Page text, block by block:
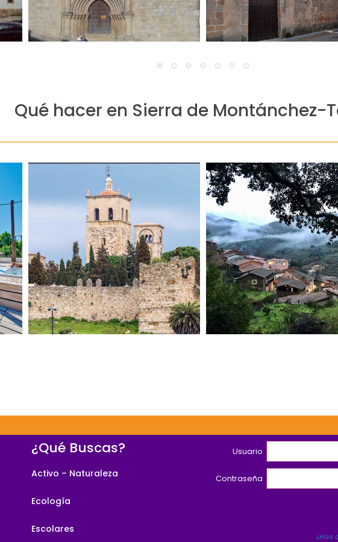
Qué hacer en Sierra de Montánchez-
Visita Guiada Trujillo – A
través de los Siglos
VISITA GUIADA TRUJILLO Visita guiada
“Trujillo a Través de los Siglos” Trujillo
es un museo al aire libre declarado BIC
“Bien de Interés Cultural” como Conjunto
Histórico-Artístico en 1962. En la visita
guiada “Trujillo a Través de los Siglos”
disfrutarás de un paseo ameno, pero sin
perder la rigurosidad en su contenido:
historia, anécdotas [...]
Descubriendo el
de la Sierra de
RUTA 4X4 CON PICNIC + VISITA
A ROBLEDILLO DE GATA +
BODEGA + DEGUSTACIÓN
maravillosa joya
Robledillo de Gata,
uno de 'Los Pueblos Más
España'! Este encantador
detenido en el tiempo te
arquitectura típica y
muros de mampostería de
¿Qué Buscas?
Activo – Naturaleza
Ecología
Escolares
Usuario
Contraseña
¿Has